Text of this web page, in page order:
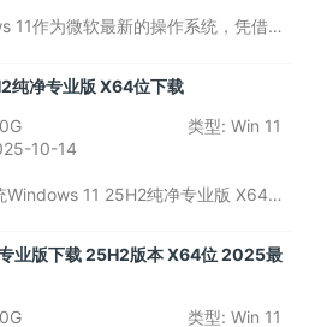
11作为微软最新的操作系统，凭借其
11进一步提升了系统的稳定性、
功能性。
纯净专业版 X64位下载
类型: Win 11
10-14
Windows 11 25H2纯净专业版 X64位
性的用户。通过去除多余应用、优化
术爱好者提供了一个稳定且高效的使
业版下载 25H2版本 X64位 2025最
类型: Win 11